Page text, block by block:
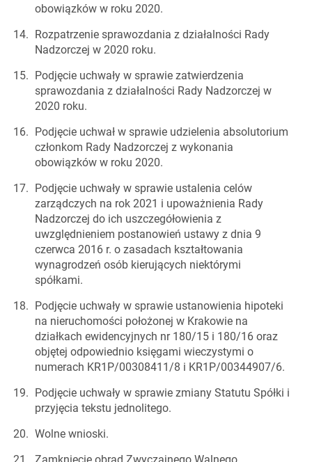
obowiązków w roku 2020.
Rozpatrzenie sprawozdania z działalności Rady
Nadzorczej w 2020 roku.
Podjęcie uchwały w sprawie zatwierdzenia
sprawozdania z działalności Rady Nadzorczej w
2020 roku.
Podjęcie uchwał w sprawie udzielenia absolutorium
członkom Rady Nadzorczej z wykonania
obowiązków w roku 2020.
Podjęcie uchwały w sprawie ustalenia celów
zarządczych na rok 2021 i upoważnienia Rady
Nadzorczej do ich uszczegółowienia z
uwzględnieniem postanowień ustawy z dnia 9
czerwca 2016 r. o zasadach kształtowania
wynagrodzeń osób kierujących niektórymi
spółkami.
Podjęcie uchwały w sprawie ustanowienia hipoteki
na nieruchomości położonej w Krakowie na
działkach ewidencyjnych nr 180/15 i 180/16 oraz
objętej odpowiednio księgami wieczystymi o
numerach KR1P/00308411/8 i KR1P/00344907/6.
Podjęcie uchwały w sprawie zmiany Statutu Spółki i
przyjęcia tekstu jednolitego.
Wolne wnioski.
Zamknięcie obrad Zwyczajnego Walnego